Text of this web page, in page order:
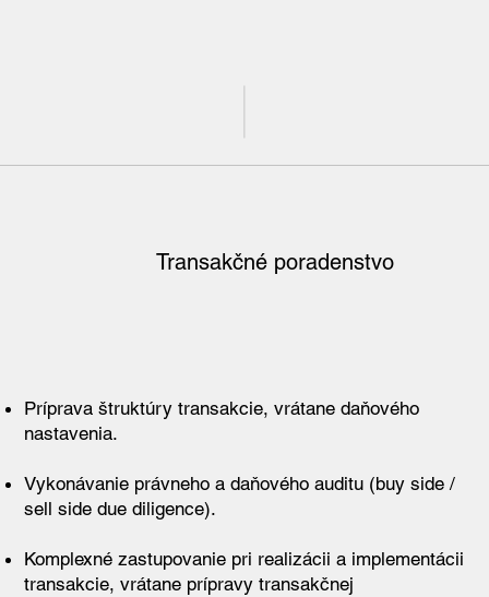
Transakčné poradenstvo
Príprava štruktúry transakcie, vrátane daňového
nastavenia.
Vykonávanie právneho a daňového auditu (buy side /
sell side due diligence).
Komplexné zastupovanie pri realizácii a implementácii
transakcie, vrátane prípravy transakčnej